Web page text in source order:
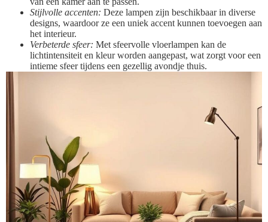
Stijlvolle accenten: Deze lampen zijn beschikbaar in diverse
designs, waardoor ze een uniek accent kunnen toevoegen aan
het interieur.
Verbeterde sfeer: Met sfeervolle vloerlampen kan de
lichtintensiteit en kleur worden aangepast, wat zorgt voor een
intieme sfeer tijdens een gezellig avondje thuis.